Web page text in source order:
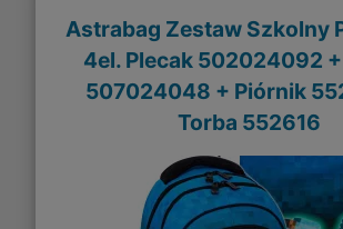
Astrabag Zestaw Szkolny
4el. Plecak 502024092
507024048 + Piórnik
Torba 552616